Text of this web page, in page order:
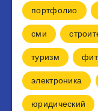
портфолио
сми
туризм
электроника
юридический